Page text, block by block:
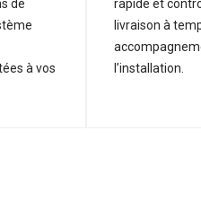
de
à vos
rapide et
livraison à
l’installation.